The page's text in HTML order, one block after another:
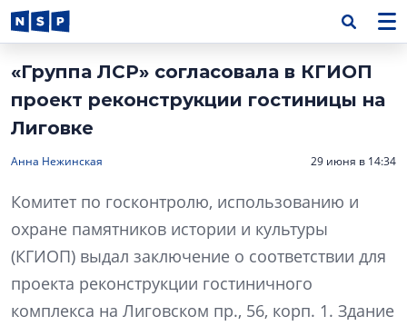
«Группа ЛСР» согласовала в КГИОП
проект реконструкции гостиницы на
Лиговке
Анна Нежинская 29 июня в 14:34
Комитет по госконтролю, использованию и
охране памятников истории и культуры
(КГИОП) выдал заключение о соответствии для
проекта реконструкции гостиничного
комплекса на Лиговском пр., 56, корп. 1. Здание